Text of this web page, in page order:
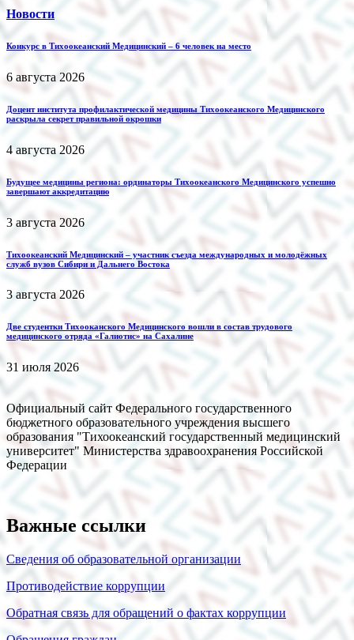
Новости
Конкурс в Тихоокеанский Медицинский – 6 человек на место
6 августа 2026
Доцент института профилактической медицины Тихоокеанского Медицинского
раскрыла секрет правильной окрошки
4 августа 2026
Будущее медицины региона: ординаторы Тихоокеанского Медицинского успешно
завершают аккредитацию
3 августа 2026
Тихоокеанский Медицинский – участник съезда международных и молодёжных
служб вузов Сибири и Дальнего Востока
3 августа 2026
Две студентки Тихооканского Медицинского вошли в состав трудового
медицинского отряда «Галиотис» на Сахалине
31 июля 2026
Официальный сайт Федерального государственного
бюджетного образовательного учреждения высшего
образования "Тихоокеанский государственный медицинский
университет" Министерства здравоохранения Российской
Федерации
Важные ссылки
Сведения об образовательной организации
Противодействие коррупции
Обратная связь для обращений о фактах коррупции